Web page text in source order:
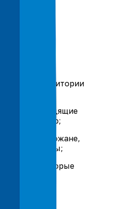
(НКО),
на территории
НКО, проходящие
горожане,
инициативы;
которые